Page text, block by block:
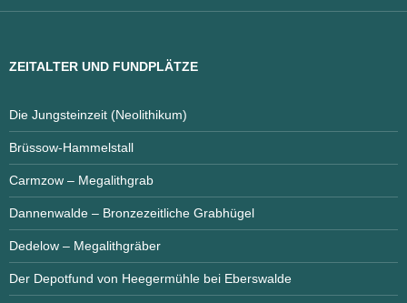
ZEITALTER UND FUNDPLÄTZE
Die Jungsteinzeit (Neolithikum)
Brüssow-Hammelstall
Carmzow – Megalithgrab
Dannenwalde – Bronzezeitliche Grabhügel
Dedelow – Megalithgräber
Der Depotfund von Heegermühle bei Eberswalde